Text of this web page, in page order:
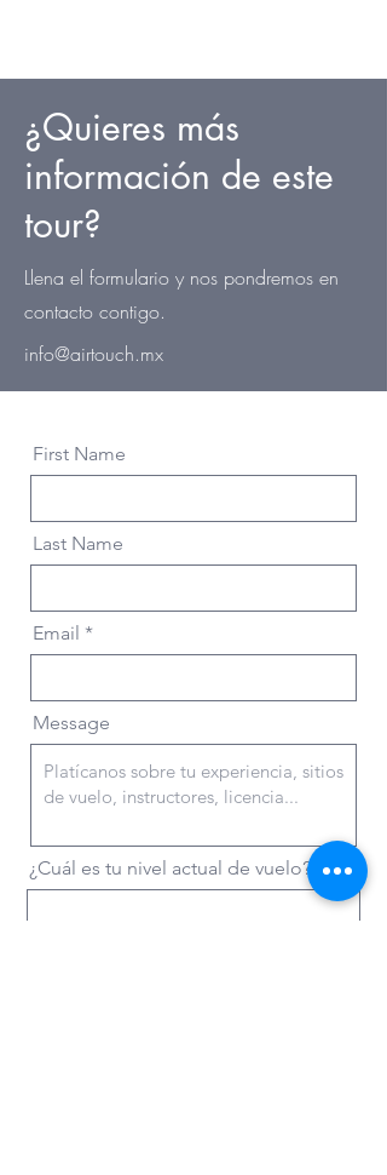
¿Quieres más
información de este
tour?
Llena el formulario y nos pondremos en
contacto contigo.
info@airtouch.mx
First Name
Last Name
Email
Message
¿Cuál es tu nivel actual de vuelo?